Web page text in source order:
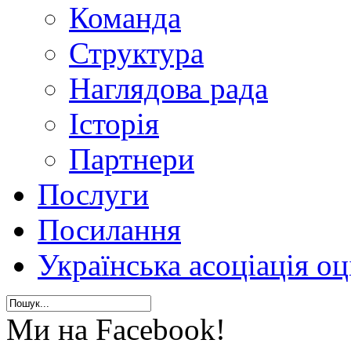
Команда
Структура
Наглядова рада
Історія
Партнери
Послуги
Посилання
Українська асоціація
Ми на Facebook!